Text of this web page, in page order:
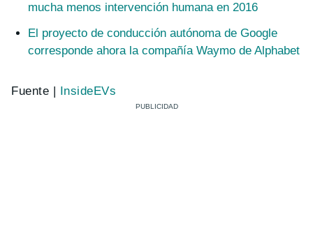
mucha menos intervención humana en 2016
El proyecto de conducción autónoma de Google
corresponde ahora la compañía Waymo de Alphabet
Fuente | InsideEVs